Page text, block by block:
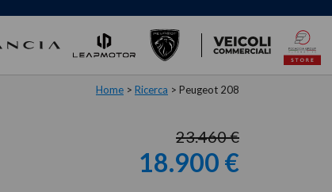
Home > Ricerca > Peugeot 208
23.460 €
18.900 €